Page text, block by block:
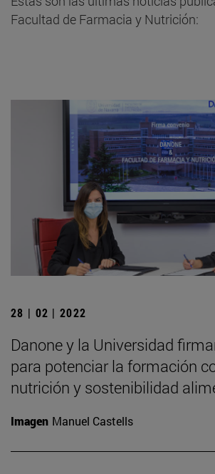
Facultad de Farmacia y Nutrición:
28 | 02 | 2022
Danone y la Universidad
para potenciar la formación
nutrición y sostenibilidad
Imagen Manuel Castells